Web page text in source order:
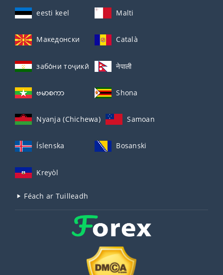
eesti keel Malti
Македонски Català
забо́ни тоҷикӣ́ नेपाली
ဗမာစကာ Shona
Nyanja (Chichewa) Samoan
Íslenska Bosanski
Kreyòl
Féach ar Tuilleadh